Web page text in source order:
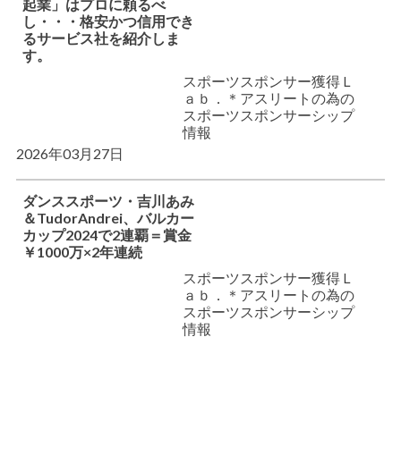
起業」はプロに頼るべ
し・・・格安かつ信用でき
るサービス社を紹介しま
す。
スポーツスポンサー獲得Ｌ
ａｂ．＊アスリートの為の
スポーツスポンサーシップ
情報
2026年03月27日
ダンススポーツ・吉川あみ
＆TudorAndrei、バルカー
カップ2024で2連覇＝賞金
￥1000万×2年連続
スポーツスポンサー獲得Ｌ
ａｂ．＊アスリートの為の
スポーツスポンサーシップ
情報